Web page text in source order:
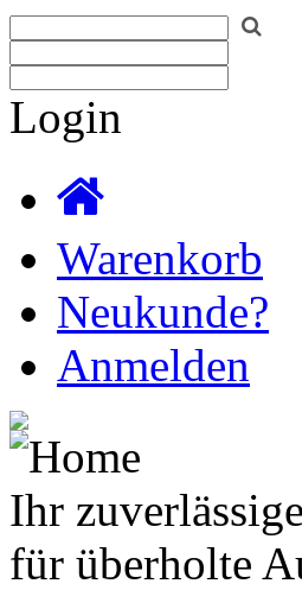
Login
Warenkorb
Neukunde?
Anmelden
Ihr
für überholte